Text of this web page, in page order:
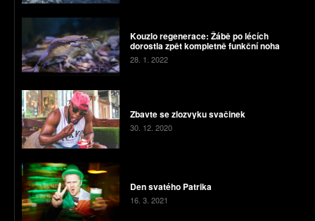
Kouzlo regenerace: Žábě po lécích
dorostla zpět kompletně funkční noha
28. 1. 2022
Zbavte se zlozvyku svačinek
30. 12. 2020
Den svatého Patrika
16. 3. 2021